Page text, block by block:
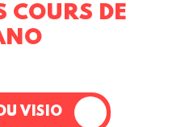
COURS DE
VISIO